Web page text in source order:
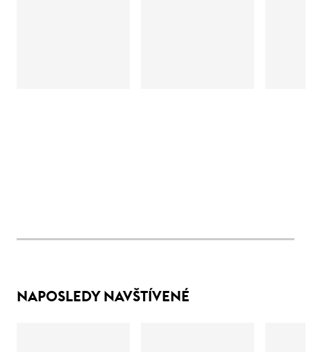
NAPOSLEDY NAVŠTÍVENÉ